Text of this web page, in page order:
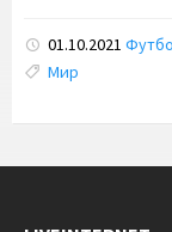
01.10.2021
Tags:
Мир